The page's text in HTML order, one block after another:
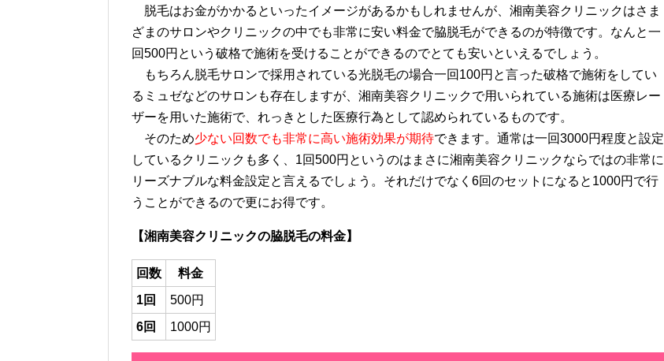
脱毛はお金がかかるといったイメージがあるかもしれませんが、湘南美容クリニックはさま
ざまのサロンやクリニックの中でも非常に安い料金で脇脱毛ができるのが特徴です。なんと一
回500円という破格で施術を受けることができるのでとても安いといえるでしょう。
もちろん脱毛サロンで採用されている光脱毛の場合一回100円と言った破格で施術をしてい
るミュゼなどのサロンも存在しますが、湘南美容クリニックで用いられている施術は医療レー
ザーを用いた施術で、れっきとした医療行為として認められているものです。
そのため少ない回数でも非常に高い施術効果が期待できます。通常は一回3000円程度と設定
しているクリニックも多く、1回500円というのはまさに湘南美容クリニックならではの非常に
リーズナブルな料金設定と言えるでしょう。それだけでなく6回のセットになると1000円で行
うことができるので更にお得です。
【湘南美容クリニックの脇脱毛の料金】
回数
料金
1回
500円
6回
1000円